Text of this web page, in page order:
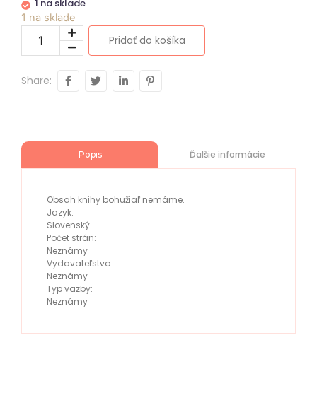
1 na sklade
1 na sklade
Pridať do košíka
Share:
Popis Ďalšie informácie
Obsah knihy bohužiaľ nemáme.
Jazyk:
Slovenský
Počet strán:
Neznámy
Vydavateľstvo:
Neznámy
Typ väzby:
Neznámy